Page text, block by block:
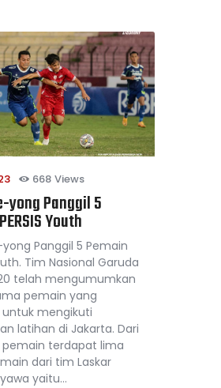
668 Views
yong Panggil 5
Youth
Panggil 5 Pemain
Tim Nasional Garuda
telah mengumumkan
pemain yang
mengikuti
latihan di Jakarta. Dari
terdapat lima
dari tim Laskar
yaitu…